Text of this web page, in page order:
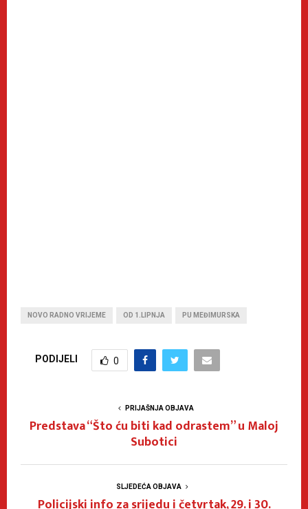
NOVO RADNO VRIJEME OD 1.LIPNJA PU MEĐIMURSKA
PODIJELI 0
PRIJAŠNJA OBJAVA
Predstava “Što ću biti kad odrastem” u Maloj
Subotici
SLJEDEĆA OBJAVA
Policijski info za srijedu i četvrtak, 29. i 30.